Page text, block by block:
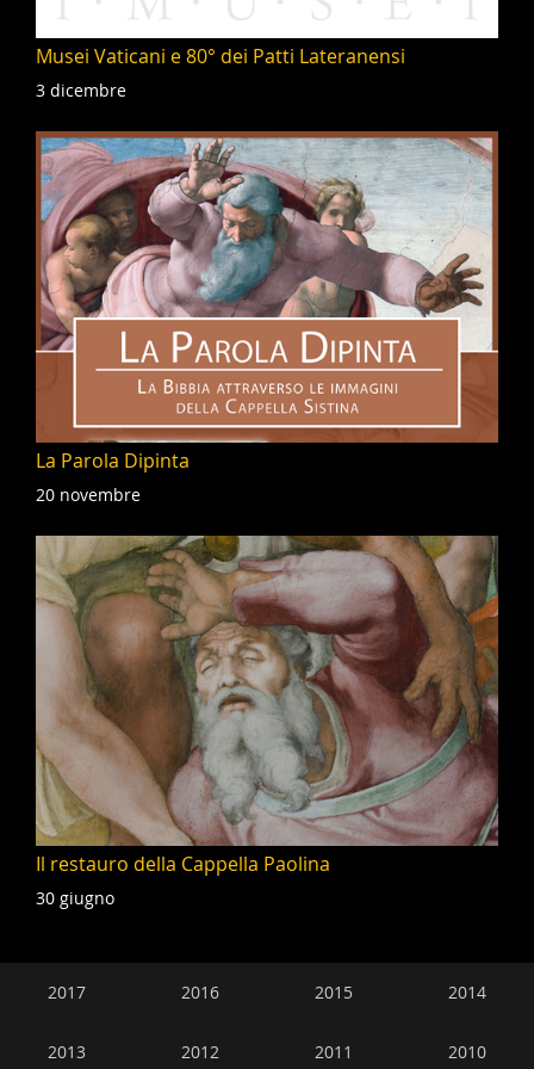
Musei Vaticani e 80° dei Patti Lateranensi
3 dicembre
La Parola Dipinta
20 novembre
Il restauro della Cappella Paolina
30 giugno
secondaria
2017 2016 2015 2014
2013 2012 2011 2010